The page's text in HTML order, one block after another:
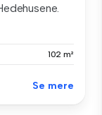
102 m²
Se mere